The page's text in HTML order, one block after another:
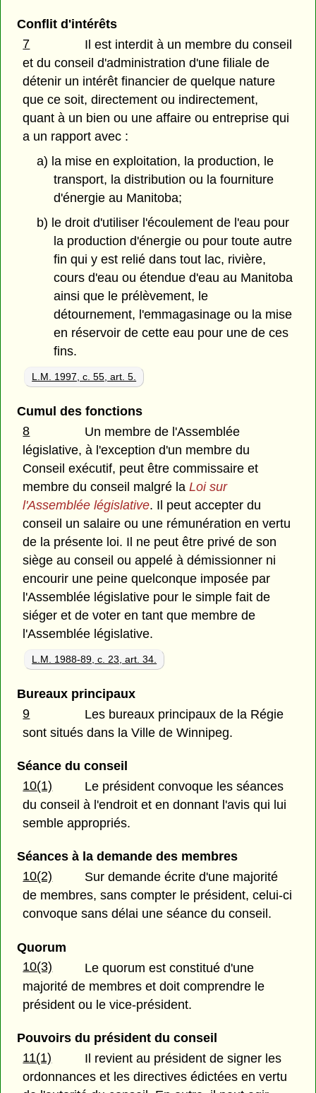
Conflit d'intérêts
7
Il est interdit à un membre du conseil
et du conseil d'administration d'une filiale de
détenir un intérêt financier de quelque nature
que ce soit, directement ou indirectement,
quant à un bien ou une affaire ou entreprise qui
a un rapport avec :
a) la mise en exploitation, la production, le
transport, la distribution ou la fourniture
d'énergie au Manitoba;
b) le droit d'utiliser l'écoulement de l'eau pour
la production d'énergie ou pour toute autre
fin qui y est relié dans tout lac, rivière,
cours d'eau ou étendue d'eau au Manitoba
ainsi que le prélèvement, le
détournement, l'emmagasinage ou la mise
en réservoir de cette eau pour une de ces
fins.
L.M. 1997, c. 55, art. 5.
Cumul des fonctions
8
Un membre de l'Assemblée
législative, à l'exception d'un membre du
Conseil exécutif, peut être commissaire et
membre du conseil malgré laLoi sur
l'Assemblée législative. Il peut accepter du
conseil un salaire ou une rémunération en vertu
de la présente loi. Il ne peut être privé de son
siège au conseil ou appelé à démissionner ni
encourir une peine quelconque imposée par
l'Assemblée législative pour le simple fait de
siéger et de voter en tant que membre de
l'Assemblée législative.
L.M. 1988-89, c. 23, art. 34.
Bureaux principaux
9
Les bureaux principaux de la Régie
sont situés dans la Ville de Winnipeg.
Séance du conseil
10(1)
Le président convoque les séances
du conseil à l'endroit et en donnant l'avis qui lui
semble appropriés.
Séances à la demande des membres
10(2)
Sur demande écrite d'une majorité
de membres, sans compter le président, celui-ci
convoque sans délai une séance du conseil.
Quorum
10(3)
Le quorum est constitué d'une
majorité de membres et doit comprendre le
président ou le vice-président.
Pouvoirs du président du conseil
11(1)
Il revient au président de signer les
ordonnances et les directives édictées en vertu